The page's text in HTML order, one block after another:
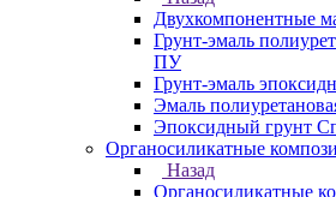
Двухкомпонентные
Грунт-эмаль
ПУ
Грунт-эмаль
Эмаль
Эпоксидный грунт
Органосиликатные
Назад
Органосиликатные